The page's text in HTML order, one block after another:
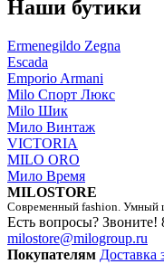
Наши бутики
Ermenegildo Zegna
Escada
Emporio Armani
Milo Спорт Люкс
Milo Шик
Мило Винтаж
VICTORIA
MILO ORO
Мило Время
MILOSTORE
Современный fashion. Умный
Есть вопросы? Звоните!
milostore@milogroup.ru
Покупателям Доставка